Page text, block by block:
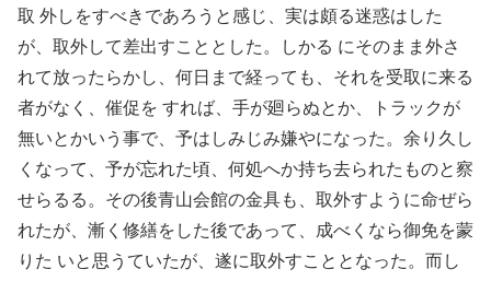
取 外しをすべきであろうと感じ、実は頗る迷惑はした
が、取外して差出すこととした。しかる にそのまま外さ
れて放ったらかし、何日まで経っても、それを受取に来る
者がなく、催促を すれば、手が廻らぬとか、トラックが
無いとかいう事で、予はしみじみ嫌やになった。余り久し
くなって、予が忘れた頃、何処へか持ち去られたものと察
せらるる。その後青山会館の金具も、取外すように命ぜら
れたが、漸く修繕をした後であって、成べくなら御免を蒙
りた いと思うていたが、遂に取外すこととなった。而し